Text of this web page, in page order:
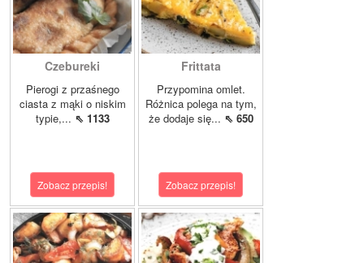
Czebureki
Pierogi z przaśnego
ciasta z mąki o niskim
typie,... ⇖ 1133
Zobacz przepis!
Frittata
Przypomina omlet.
Różnica polega na tym,
że dodaje się... ⇖ 650
Zobacz przepis!